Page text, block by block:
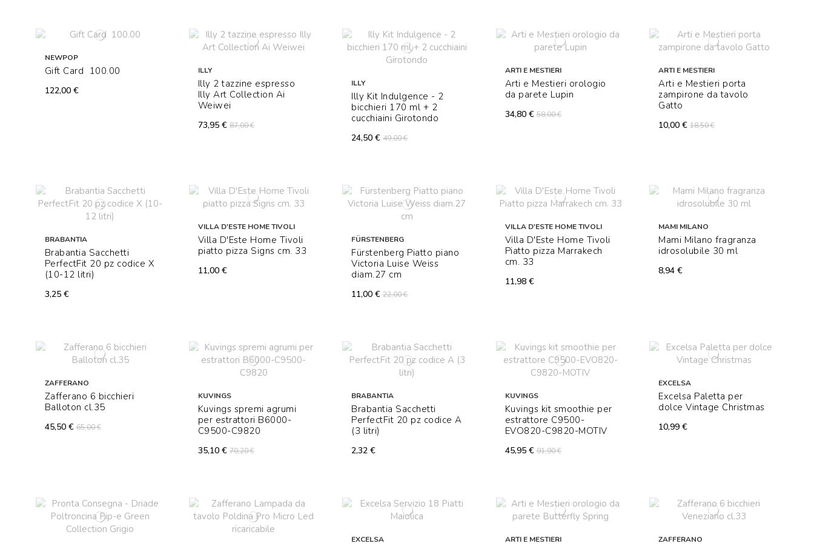
NEWPOP
Gift Card  100.00
122,00 €
ILLY
Illy 2 tazzine espresso
Illy Art Collection Ai
Weiwei
73,95 € 87,00 €
ILLY
Illy Kit Indulgence - 2
bicchieri 170 ml + 2
cucchiaini Girotondo
24,50 €49,00 €
ARTI E MESTIERI
Arti e Mestieri orologio
da parete Lupin
34,80 € 58,00 €
ARTI E MESTIERI
Arti e Mestieri porta
zampirone da tavolo
Gatto
10,00 €18,50 €
BRABANTIA
Brabantia Sacchetti
PerfectFit 20 pz codice X
(10-12 litri)
3,25 €
VILLA D'ESTE HOME TIVOLI
Villa D'Este Home Tivoli
piatto pizza Signs cm. 33
11,00 €
FÜRSTENBERG
Fürstenberg Piatto piano
Victoria Luise Weiss
diam.27 cm
11,00 €22,00 €
VILLA D'ESTE HOME TIVOLI
Villa D'Este Home Tivoli
Piatto pizza Marrakech
cm. 33
11,98 €
MAMI MILANO
Mami Milano fragranza
idrosolubile 30 ml
8,94 €
ZAFFERANO
Zafferano 6 bicchieri
Balloton cl.35
45,50 €65,00 €
KUVINGS
Kuvings spremi agrumi
per estrattori B6000-
C9500-C9820
35,10 € 70,20 €
BRABANTIA
Brabantia Sacchetti
PerfectFit 20 pz codice A
(3 litri)
2,32 €
KUVINGS
Kuvings kit smoothie per
estrattore C9500-
EVO820-C9820-MOTIV
45,95 € 91,90 €
EXCELSA
Excelsa Paletta per
dolce Vintage Christmas
10,99 €
EXCELSA ARTI E MESTIERI ZAFFERANO